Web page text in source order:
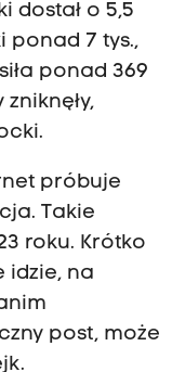
dostał o 5,5
ponad 7 tys.,
ponad 369
próbuje
Takie
roku. Krótko
idzie, na
post, może